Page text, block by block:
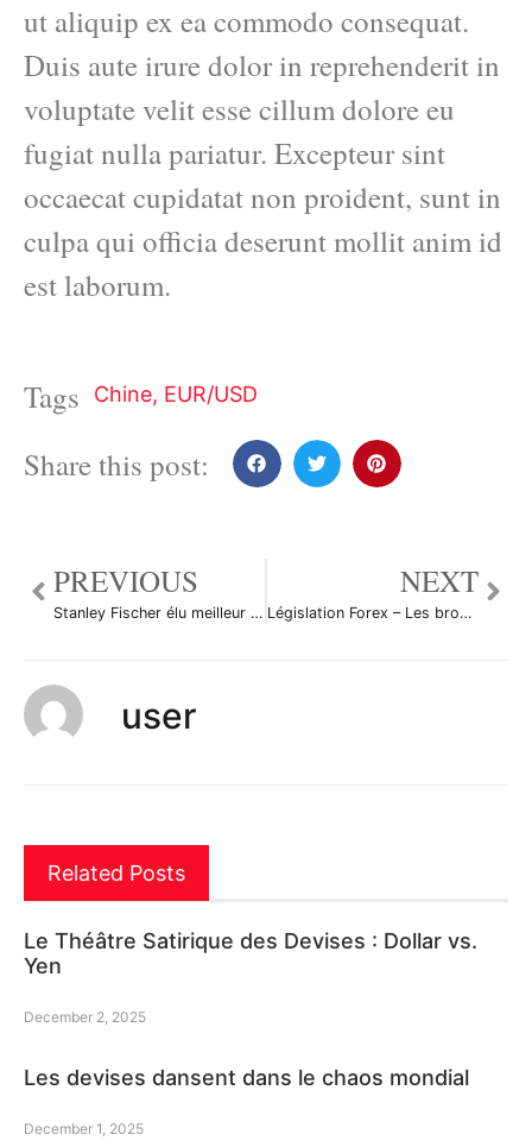
ut aliquip ex ea commodo consequat.
Duis aute irure dolor in reprehenderit in
voluptate velit esse cillum dolore eu
fugiat nulla pariatur. Excepteur sint
occaecat cupidatat non proident, sunt in
culpa qui officia deserunt mollit anim id
est laborum.
Tags Chine, EUR/USD
Share this post:
PREVIOUS
Stanley Fischer élu meilleur banquier central
NEXT
Législation Forex – Les brokers au Québec
user
Related Posts
Le Théâtre Satirique des Devises : Dollar vs.
Yen
December 2, 2025
Les devises dansent dans le chaos mondial
December 1, 2025